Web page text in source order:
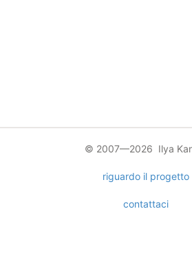
© 2007—2026 Ilya
riguardo il progetto
contattaci